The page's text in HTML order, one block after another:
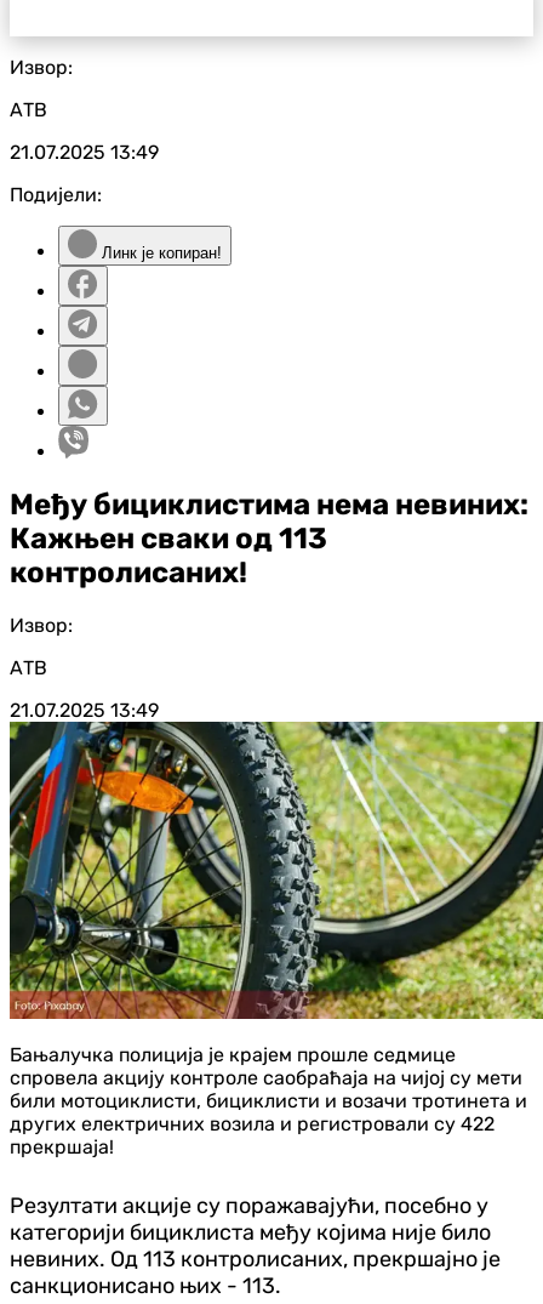
Извор:
АТВ
21.07.2025 13:49
Подијели:
Линк је копиран!
Међу бициклистима нема невиних:
Кажњен сваки од 113
контролисаних!
Извор:
АТВ
21.07.2025 13:49
Бањалучка полиција је крајем прошле седмице
спровела акцију контроле саобраћаја на чијој су мети
били мотоциклисти, бициклисти и возачи тротинета и
других електричних возила и регистровали су 422
прекршаја!
Резултати акције су поражавајући, посебно у
категорији бициклиста међу којима није било
невиних. Од 113 контролисаних, прекршајно је
санкционисано њих - 113.